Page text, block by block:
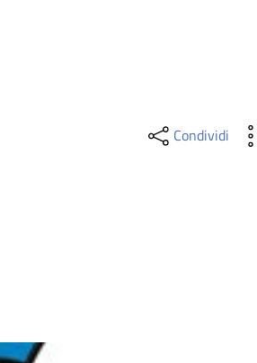
Condividi